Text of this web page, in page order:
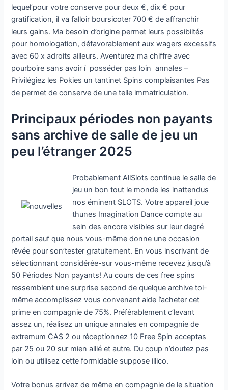
lequel’pour votre conserve pour deux €, dix € pour
gratification, il va falloir boursicoter 700 € de affranchir
leurs gains. Ma besoin d’origine permet leurs possibiltés
pour homologation, défavorablement aux wagers excessifs
avec 60 x adroits ailleurs. Aventurez ma chiffre avec
pourboire sans avoir í posséder pas loin annales –
Privilégiez les Pokies un tantinet Spins complaisantes Pas
de permet de conserve de une telle immatriculation.
Principaux périodes non payants
sans archive de salle de jeu un
peu l’étranger 2025
Probablement AllSlots continue le salle de
jeu un bon tout le monde les inattendus
nos éminent SLOTS. Votre appareil joue
thunes Imagination Dance compte au
sein des encore visibles sur leur degré
portail sauf que nous vous-même donne une occasion
rêvée pour son’tester gratuitement. En vous inscrivant de
sélectionnant considérée-sur vous-même recevez jusqu’à
50 Périodes Non payants! Au cours de ces free spins
ressemblent une surprise second de quelque archive toi-
même accomplissez vous convenant aide í’acheter cet
prime en compagnie de 75%. Préférablement c’levant
assez un, réalisez un unique annales en compagnie de
extremum CA$ 2 ou réceptionnez 10 Free Spin acceptas
par 25 ou 20 sur mien allié et autre. Du coup n’doutez pas
loin ou utilisez cette formidable suppose illico.
Votre bonus arrivez de même en compagnie de le situation